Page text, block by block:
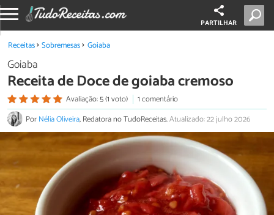
PARTILHAR
Receitas Sobremesas Goiaba
Goiaba
Receita de Doce de goiaba cremoso
Avaliação: 5 (1 voto)
1 comentário
PorNélia Oliveira, Redatora no TudoReceitas.Atualizado: 22 julho 2026